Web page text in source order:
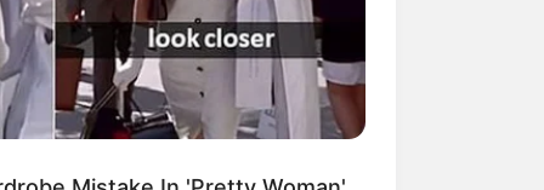
10 Kalimat Baper
Bahasa Jawa Ini Bikin
Abis